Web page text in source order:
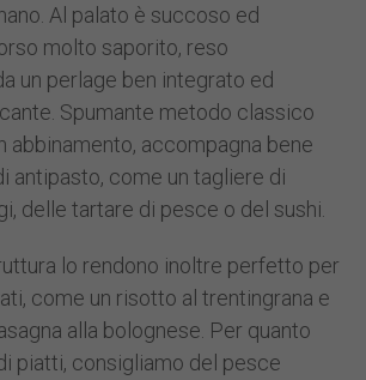
Al palato è succoso ed
molto saporito, reso
un perlage ben integrato ed
Spumante metodo classico
abbinamento, accompagna bene
antipasto, come un tagliere di
delle tartare di pesce o del sushi.
lo rendono inoltre perfetto per
come un risotto al trentingrana e
alla bolognese. Per quanto
piatti, consigliamo del pesce